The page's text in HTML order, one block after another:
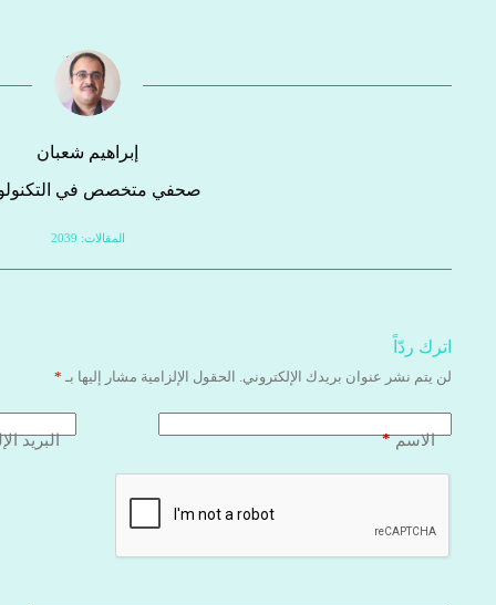
إبراهيم شعبان
صحفي متخصص في
المقالات: 2039
اترك ردّاً
لن يتم نشر عنوان بريدك الإلكتروني. الحقول الإلزامية مشار إليها بـ *
الاسم* البريد